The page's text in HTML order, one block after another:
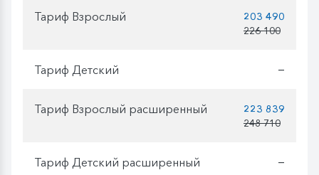
Тариф Взрослый
203 490
226 100
Тариф Детский —
Тариф Взрослый расширенный
223 839
248 710
Тариф Детский расширенный —